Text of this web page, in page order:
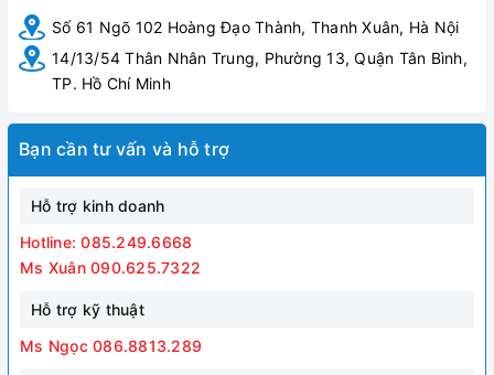
Số 61 Ngõ 102 Hoàng Đạo Thành, Thanh Xuân, Hà Nội
14/13/54 Thân Nhân Trung, Phường 13, Quận Tân Bình,
TP. Hồ Chí Minh
Bạn cần tư vấn và hỗ trợ
Hỗ trợ kinh doanh
Hotline: 085.249.6668
Ms Xuân 090.625.7322
Hỗ trợ kỹ thuật
Ms Ngọc 086.8813.289